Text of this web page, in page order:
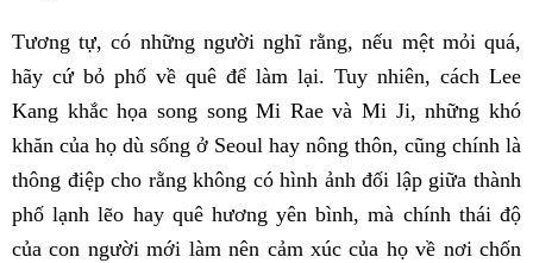
Tương tự, có những người nghĩ rằng, nếu mệt mỏi quá,
hãy cứ bỏ phố về quê để làm lại. Tuy nhiên, cách Lee
Kang khắc họa song song Mi Rae và Mi Ji, những khó
khăn của họ dù sống ở Seoul hay nông thôn, cũng chính là
thông điệp cho rằng không có hình ảnh đối lập giữa thành
phố lạnh lẽo hay quê hương yên bình, mà chính thái độ
của con người mới làm nên cảm xúc của họ về nơi chốn